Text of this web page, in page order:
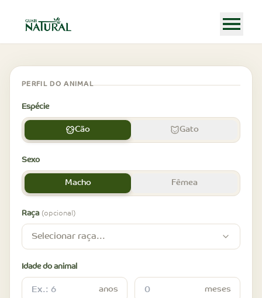
PERFIL DO ANIMAL
Espécie
Cão Gato
Sexo
Macho Fêmea
Raça (opcional)
Selecionar raça...
Idade do animal
anos meses